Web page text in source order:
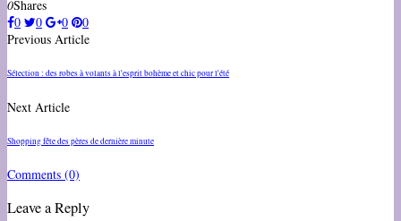
0Shares
0
0 0
0
Previous Article
Sélection : des robes à volants à l'esprit bohème et chic pour l'été
Next Article
Shopping fête des pères de dernière minute
Comments (0)
Leave a Reply